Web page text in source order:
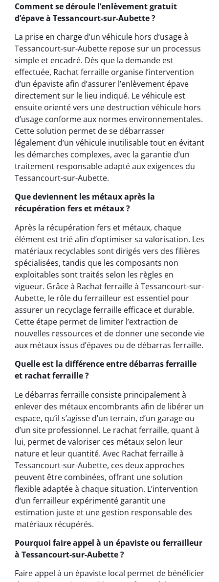
Comment se déroule l’enlèvement gratuit
d’épave à Tessancourt-sur-Aubette ?
La prise en charge d’un véhicule hors d’usage à
Tessancourt-sur-Aubette repose sur un processus
simple et encadré. Dès que la demande est
effectuée, Rachat ferraille organise l’intervention
d’un épaviste afin d’assurer l’enlèvement épave
directement sur le lieu indiqué. Le véhicule est
ensuite orienté vers une destruction véhicule hors
d’usage conforme aux normes environnementales.
Cette solution permet de se débarrasser
légalement d’un véhicule inutilisable tout en évitant
les démarches complexes, avec la garantie d’un
traitement responsable adapté aux exigences du
Tessancourt-sur-Aubette.
Que deviennent les métaux après la
récupération fers et métaux ?
Après la récupération fers et métaux, chaque
élément est trié afin d’optimiser sa valorisation. Les
matériaux recyclables sont dirigés vers des filières
spécialisées, tandis que les composants non
exploitables sont traités selon les règles en
vigueur. Grâce à Rachat ferraille à Tessancourt-sur-
Aubette, le rôle du ferrailleur est essentiel pour
assurer un recyclage ferraille efficace et durable.
Cette étape permet de limiter l’extraction de
nouvelles ressources et de donner une seconde vie
aux métaux issus d’épaves ou de débarras ferraille.
Quelle est la différence entre débarras ferraille
et rachat ferraille ?
Le débarras ferraille consiste principalement à
enlever des métaux encombrants afin de libérer un
espace, qu’il s’agisse d’un terrain, d’un garage ou
d’un site professionnel. Le rachat ferraille, quant à
lui, permet de valoriser ces métaux selon leur
nature et leur quantité. Avec Rachat ferraille à
Tessancourt-sur-Aubette, ces deux approches
peuvent être combinées, offrant une solution
flexible adaptée à chaque situation. L’intervention
d’un ferrailleur expérimenté garantit une
estimation juste et une gestion responsable des
matériaux récupérés.
Pourquoi faire appel à un épaviste ou ferrailleur
à Tessancourt-sur-Aubette ?
Faire appel à un épaviste local permet de bénéficier